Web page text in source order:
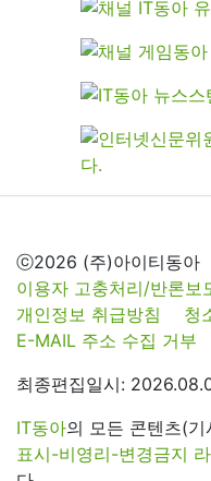
ⓒ2026 (주)아이티동아
이용자 고충처리/반론보
개인정보 취급방침
청
E-MAIL 주소 수집 거부
최종편집일시:
IT동아의 모든 콘텐츠(기
표시-비영리-변경금지